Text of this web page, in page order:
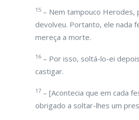
15 – Nem tampouco Herodes,
devolveu. Portanto, ele nada
mereça a morte.
16 – Por isso, soltá-lo-ei
castigar.
17 – [Acontecia que em cada
obrigado a soltar-lhes um